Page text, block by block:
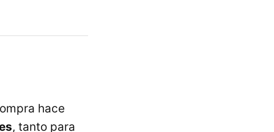
hace
, tanto para